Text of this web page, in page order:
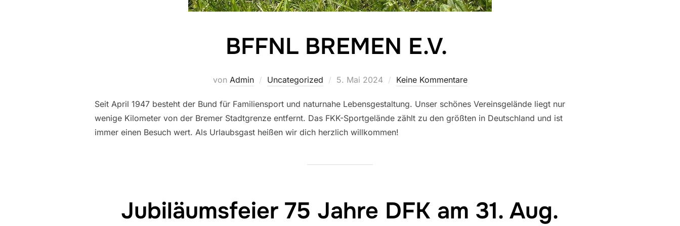
BFFNL BREMEN E.V.
von Admin Uncategorized
Veröffentlicht
5. Mai 2024 Keine Kommentare
Seit April 1947 besteht der Bund für Familiensport und naturnahe Lebensgestaltung. Unser schönes Vereinsgelände liegt nur
wenige Kilometer von der Bremer Stadtgrenze entfernt. Das FKK-Sportgelände zählt zu den größten in Deutschland und ist
immer einen Besuch wert. Als Urlaubsgast heißen wir dich herzlich willkommen!
Jubiläumsfeier 75 Jahre DFK am 31. Aug.